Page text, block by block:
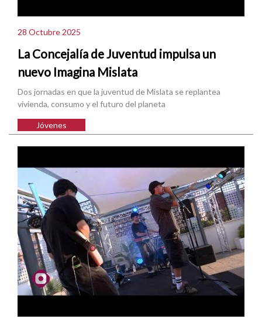
28 Octubre 2025
La Concejalía de Juventud impulsa un
nuevo Imagina Mislata
Dos jornadas en que la juventud de Mislata se replantea
vivienda, consumo y el futuro del planeta
Jóvenes